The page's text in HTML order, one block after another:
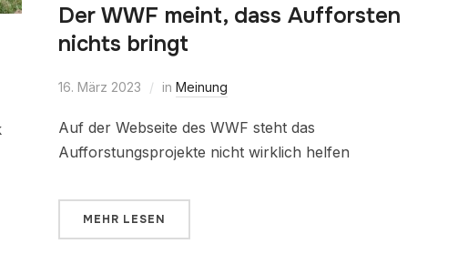
Der WWF meint, dass Aufforsten
nichts bringt
16. März 2023 in Meinung
Auf der Webseite des WWF steht das
Aufforstungsprojekte nicht wirklich helfen
MEHR LESEN